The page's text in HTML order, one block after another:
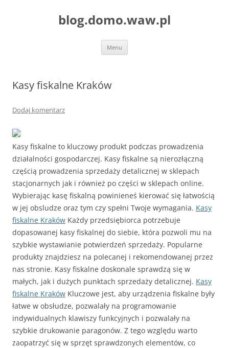
blog.domo.waw.pl
Menu
Kasy fiskalne Kraków
Dodaj komentarz
Kasy fiskalne to kluczowy produkt podczas prowadzenia
działalności gospodarczej. Kasy fiskalne są nierozłączną
częścią prowadzenia sprzedaży detalicznej w sklepach
stacjonarnych jak i również po części w sklepach online.
Wybierając kasę fiskalną powinieneś kierować się łatwością
w jej obsludze oraz tym czy spełni Twoje wymagania. Kasy
fiskalne Kraków Każdy przedsiębiorca potrzebuje
dopasowanej kasy fiskalnej do siebie, która pozwoli mu na
szybkie wystawianie potwierdzeń sprzedaży. Popularne
produkty znajdziesz na polecanej i rekomendowanej przez
nas stronie. Kasy fiskalne doskonale sprawdzą się w
małych, jak i dużych punktach sprzedaży detalicznej. Kasy
fiskalne Kraków Kluczowe jest, aby urządzenia fiskalne były
łatwe w obsłudze, pozwalały na programowanie
indywidualnych klawiszy funkcyjnych i pozwalały na
szybkie drukowanie paragonów. Z tego względu warto
zaopatrzyć się w sprzęt sprawdzonych elementów, co